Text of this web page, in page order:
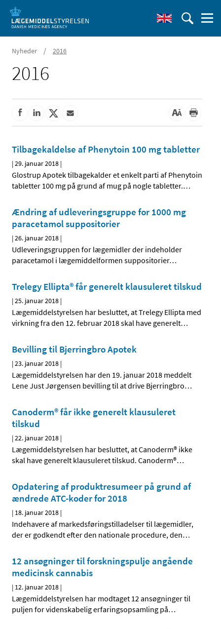
Nyheder / 2016
2016
Tilbagekaldelse af Phenytoin 100 mg tabletter
|29. januar 2018 |
Glostrup Apotek tilbagekalder et enkelt parti af Phenytoin
tabletter 100 mg på grund af mug på nogle tabletter.…
Ændring af udleveringsgruppe for 1000 mg
paracetamol suppositorier
|26. januar 2018 |
Udleveringsgruppen for lægemidler der indeholder
paracetamol i lægemiddelformen suppositorier…
Trelegy Ellipta® får generelt klausuleret tilskud
|25. januar 2018 |
Lægemiddelstyrelsen har besluttet, at Trelegy Ellipta med
virkning fra den 12. februar 2018 skal have generelt…
Bevilling til Bjerringbro Apotek
|23. januar 2018 |
Lægemiddelstyrelsen har den 19. januar 2018 meddelt
Lene Just Jørgensen bevilling til at drive Bjerringbro…
Canoderm® får ikke generelt klausuleret
tilskud
|22. januar 2018 |
Lægemiddelstyrelsen har besluttet, at Canoderm® ikke
skal have generelt klausuleret tilskud. Canoderm®…
Opdatering af produktresumeer på grund af
ændrede ATC-koder for 2018
| 18. januar 2018 |
Indehavere af markedsføringstilladelser til lægemidler,
der er godkendt efter den nationale procedure, den…
12 ansøgninger til forskningspulje angående
medicinsk cannabis
| 12. januar 2018 |
Lægemiddelstyrelsen har modtaget 12 ansøgninger til
puljen for videnskabelig erfaringsopsamling på…